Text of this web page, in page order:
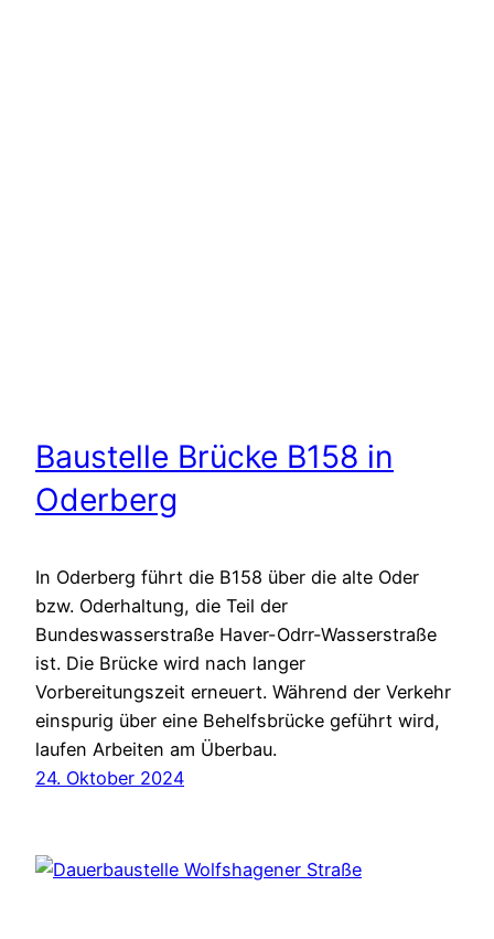
Baustelle Brücke B158 in
Oderberg
In Oderberg führt die B158 über die alte Oder
bzw. Oderhaltung, die Teil der
Bundeswasserstraße Haver-Odrr-Wasserstraße
ist. Die Brücke wird nach langer
Vorbereitungszeit erneuert. Während der Verkehr
einspurig über eine Behelfsbrücke geführt wird,
laufen Arbeiten am Überbau.
24. Oktober 2024